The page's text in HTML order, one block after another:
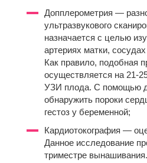
Допплерометрия —
ультразвукового
назначается с целью
артериях матки,
Как правило, подобная
осуществляется на 21-
УЗИ плода. С помощью
обнаружить пороки
гестоз у беременной;
Кардиотокография —
Данное исследование
триместре